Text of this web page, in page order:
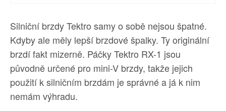
Silniční brzdy Tektro samy o sobě nejsou špatné.
Kdyby ale měly lepší brzdové špalky. Ty originální
brzdí fakt mizerně. Páčky Tektro RX-1 jsou
původně určené pro mini-V brzdy, takže jejich
použití k silničním brzdám je správné a já k nim
nemám výhradu.